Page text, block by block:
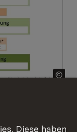
(Zum Vergrößern
Diese haben